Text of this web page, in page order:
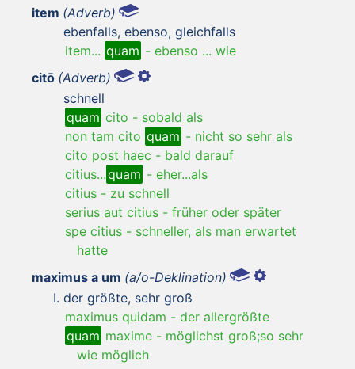
item (Adverb)
ebenfalls, ebenso, gleichfalls
item... quam - ebenso ... wie
citō (Adverb)
schnell
quam cito - sobald als
non tam cito quam - nicht so sehr als
cito post haec - bald darauf
citius...quam - eher...als
citius - zu schnell
serius aut citius - früher oder später
spe citius - schneller, als man erwartet
hatte
maximus a um (a/o-Deklination)
der größte, sehr groß
maximus quidam - der allergrößte
quam maxime - möglichst groß;so sehr
wie möglich